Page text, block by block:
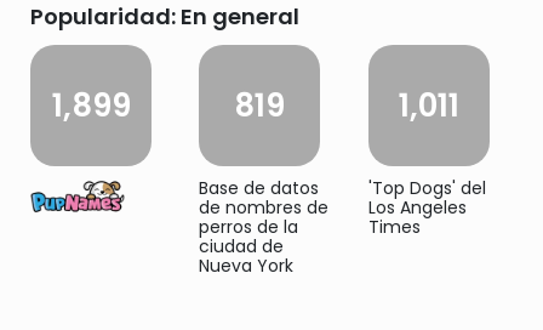
Popularidad: En general
1,899 819
Base de datos
de nombres de
perros de la
ciudad de
Nueva York
1,011
'Top Dogs' del
Los Angeles
Times